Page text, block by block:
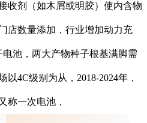
收剂（如木屑或明胶）使内含物
店数量添加，行业增加动力充
电池，两大产物种子根基满脚需
4C级别为从，2018-2024年，
称一次电池，